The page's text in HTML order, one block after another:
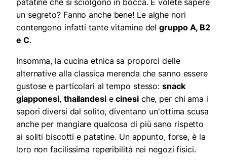
un segreto? Fanno anche bene! Le alghe nori
contengono infatti tante vitamine delgruppo A, B2
e C.
Insomma, la cucina etnica sa proporci delle
alternative alla classica merenda che sanno essere
gustose e particolari al tempo stesso:snack
giapponesi, thailandesiecinesiche, per chi ama i
sapori diversi dal solito, diventano un'ottima scusa
anche per mangiare qualcosa di più sano rispetto
ai soliti biscotti e patatine. Un appunto, forse, è la
loro non facilissima reperibilità nei negozi fisici.